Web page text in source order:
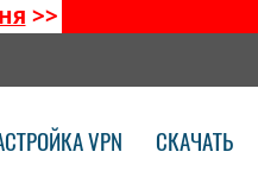
>>
VPN СКАЧАТЬ